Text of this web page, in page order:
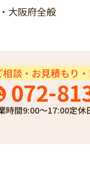
大阪府全般
相談・お見積もり
072-
時間9:00～17:00定休